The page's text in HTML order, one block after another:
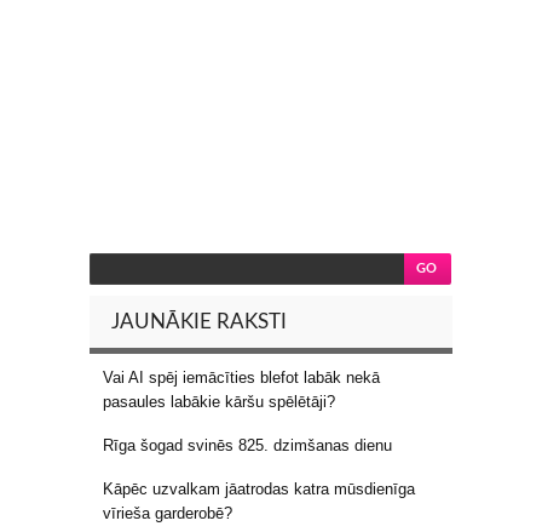
JAUNĀKIE RAKSTI
Vai AI spēj iemācīties blefot labāk nekā
pasaules labākie kāršu spēlētāji?
Rīga šogad svinēs 825. dzimšanas dienu
Kāpēc uzvalkam jāatrodas katra mūsdienīga
vīrieša garderobē?